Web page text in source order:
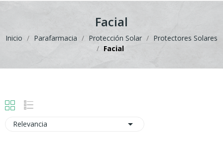
Facial
Inicio Parafarmacia Protección Solar
Protectores Solares
Facial
Relevancia 